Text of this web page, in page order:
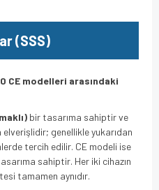
(SSS)
CE modelleri arasındaki
bir tasarıma sahiptir ve
genellikle yukarıdan
tercih edilir. CE modeli ise
sahiptir. Her iki cihazın
tamamen aynıdır.